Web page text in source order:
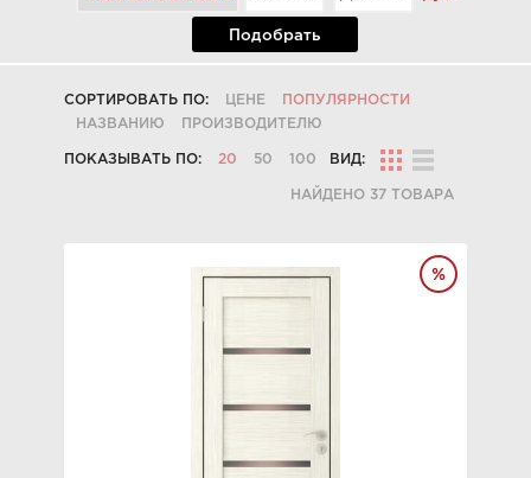
Подобрать
СОРТИРОВАТЬ ПО: ЦЕНЕ
ПОПУЛЯРНОСТИ
НАЗВАНИЮ
ПРОИЗВОДИТЕЛЮ
ПОКАЗЫВАТЬ ПО: 20 50 100 ВИД:
НАЙДЕНО 37 ТОВАРА